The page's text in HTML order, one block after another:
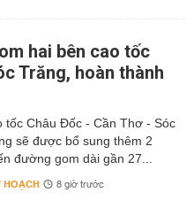
hai bên cao tốc
Trăng, hoàn thành
tốc Châu Đốc - Cần Thơ - Sóc
sẽ được bổ sung thêm 2
đường gom dài gần 27...
HOẠCH 8 giờ trước